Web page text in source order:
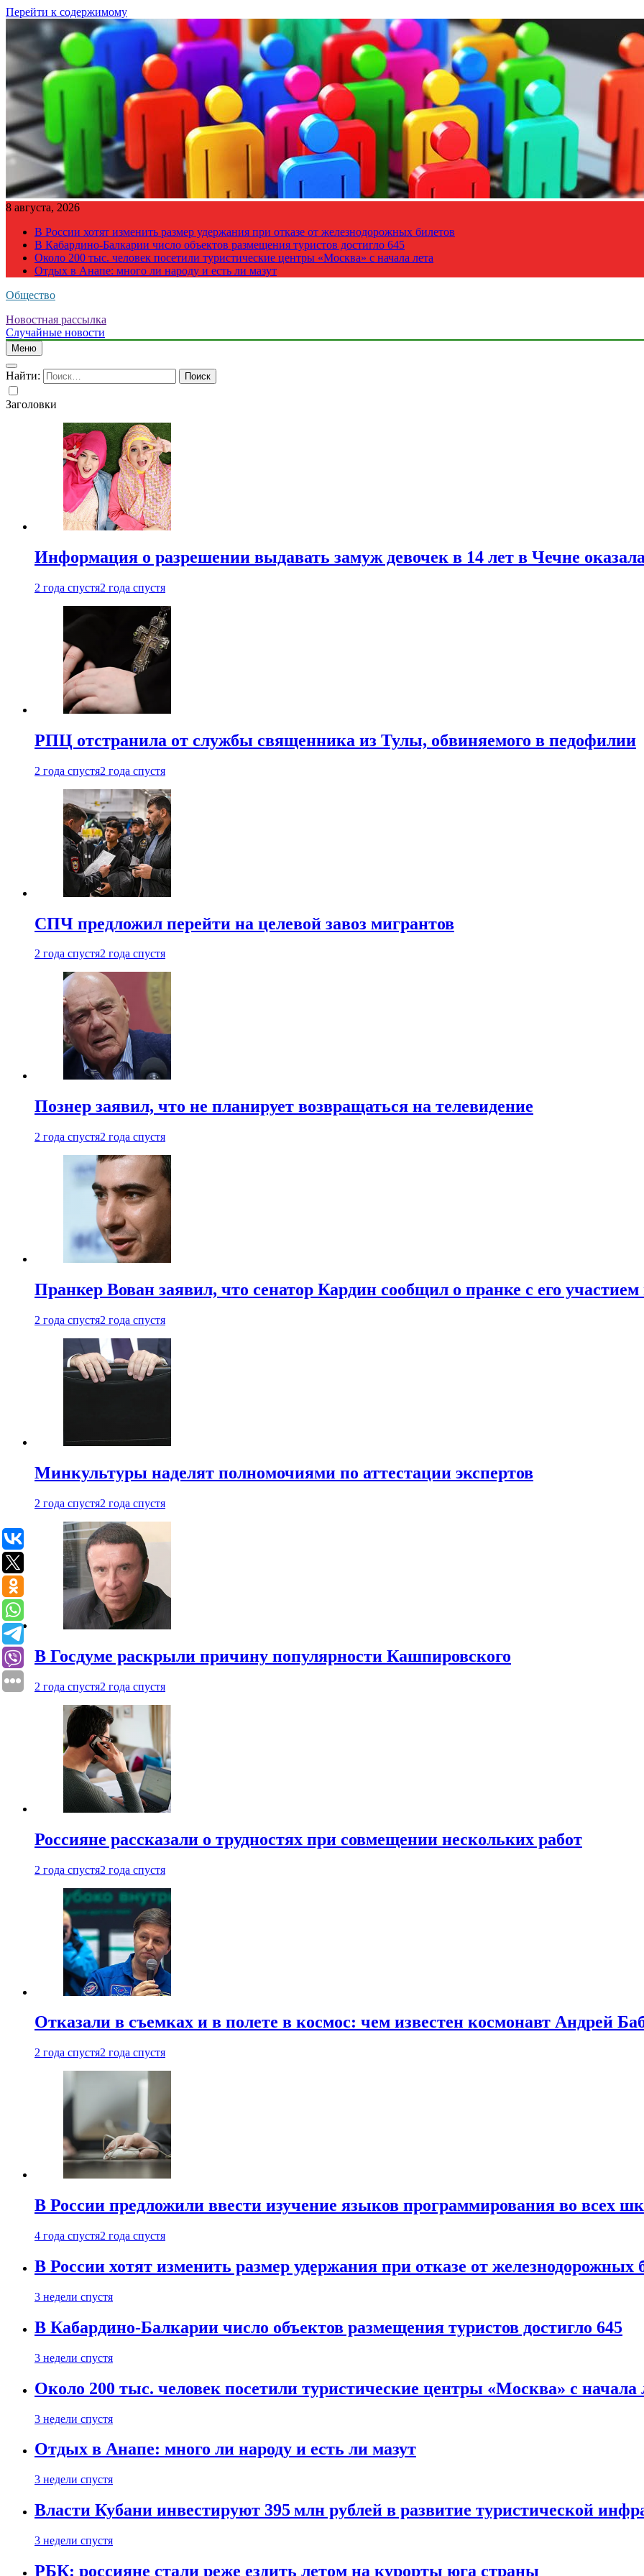
Перейти к содержимому
8 августа, 2026
В России хотят изменить размер удержания при отказе от железнодорожных билетов
В Кабардино-Балкарии число объектов размещения туристов достигло 645
Около 200 тыс. человек посетили туристические центры «Москва» с начала лета
Отдых в Анапе: много ли народу и есть ли мазут
Общество
Новостная рассылка
Случайные новости
Меню
Найти:
Заголовки
Информация о разрешении выдавать замуж девочек в 14 лет в Чечне
2 года спустя2 года спустя
РПЦ отстранила от службы священника из Тулы, обвиняемого в педофилии
2 года спустя2 года спустя
СПЧ предложил перейти на целевой завоз мигрантов
2 года спустя2 года спустя
Познер заявил, что не планирует возвращаться на телевидение
2 года спустя2 года спустя
Пранкер Вован заявил, что сенатор Кардин сообщил о пранке с его
2 года спустя2 года спустя
Минкультуры наделят полномочиями по аттестации экспертов
2 года спустя2 года спустя
В Госдуме раскрыли причину популярности Кашпировского
2 года спустя2 года спустя
Россияне рассказали о трудностях при совмещении нескольких работ
2 года спустя2 года спустя
Отказали в съемках и в полете в космос: чем известен космонавт Андрей
2 года спустя2 года спустя
В России предложили ввести изучение языков программирования во всех
4 года спустя2 года спустя
В России хотят изменить размер удержания при отказе от железнодорожных
3 недели спустя
В Кабардино-Балкарии число объектов размещения туристов достигло 645
3 недели спустя
Около 200 тыс. человек посетили туристические центры «Москва» с начала
3 недели спустя
Отдых в Анапе: много ли народу и есть ли мазут
3 недели спустя
Власти Кубани инвестируют 395 млн рублей в развитие туристической
3 недели спустя
РБК: россияне стали реже ездить летом на курорты юга страны